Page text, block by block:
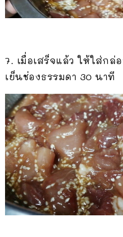
7. เมื่อเสร็จแล้ว​ ให้ใส่กล่
เย็นช่องธรรมดา​ 30​ นาที